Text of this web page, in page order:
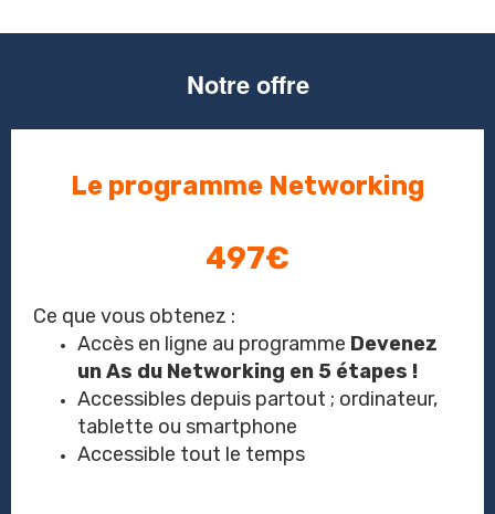
Notre offre
Le programme Networking
497€
Ce que vous obtenez :
Accès en ligne au programme Devenez
un As du Networking en 5 étapes !
Accessibles depuis partout ; ordinateur,
tablette ou smartphone
Accessible tout le temps